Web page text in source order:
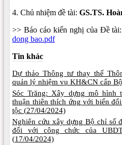
4. Chủ nhiệm đề tài: GS.TS.
>> Báo cáo kiến nghị của Đề
dong bao.pdf
Tin khác
Dự thảo Thông tư thay thế
quản lý nhiệm vụ KH&CN cấp
Sóc Trăng: Xây dựng mô hình
thuận thiên thích ứng với biến
tộc (27/04/2024)
Nghiên cứu xây dựng Bộ chỉ số
đối với công chức của
(17/04/2024)